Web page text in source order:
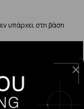
υπάρχει στη βάση